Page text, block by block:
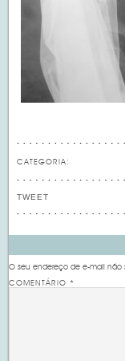
CATEGORIA:
TWEET
O seu endereço de e-mail não
COMENTÁRIO*